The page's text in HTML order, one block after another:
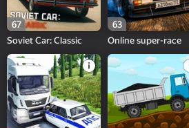
67
Soviet Car: Classic
63
Online super-race